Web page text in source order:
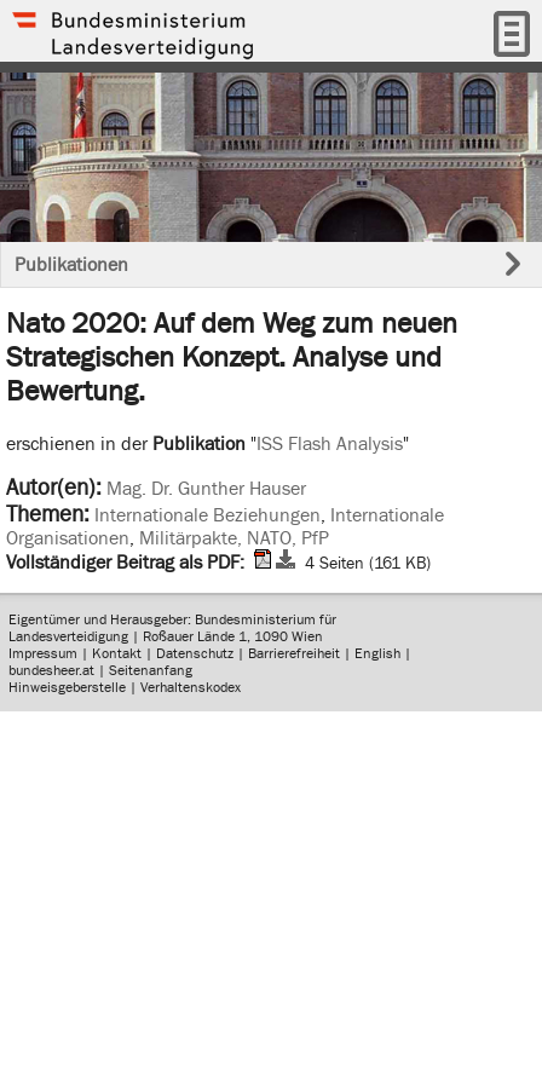
Publikationen
Nato 2020: Auf dem Weg zum neuen
Strategischen Konzept. Analyse und
Bewertung.
erschienen in der Publikation"ISS Flash Analysis"
Autor(en): Mag. Dr. Gunther Hauser
Themen: Internationale Beziehungen, Internationale
Organisationen, Militärpakte, NATO, PfP
Vollständiger Beitrag als PDF:
4 Seiten (161 KB)
Eigentümer und Herausgeber: Bundesministerium für
Landesverteidigung | Roßauer Lände 1, 1090 Wien
Impressum | Kontakt | Datenschutz | Barrierefreiheit | English |
bundesheer.at |Seitenanfang
Hinweisgeberstelle |Verhaltenskodex